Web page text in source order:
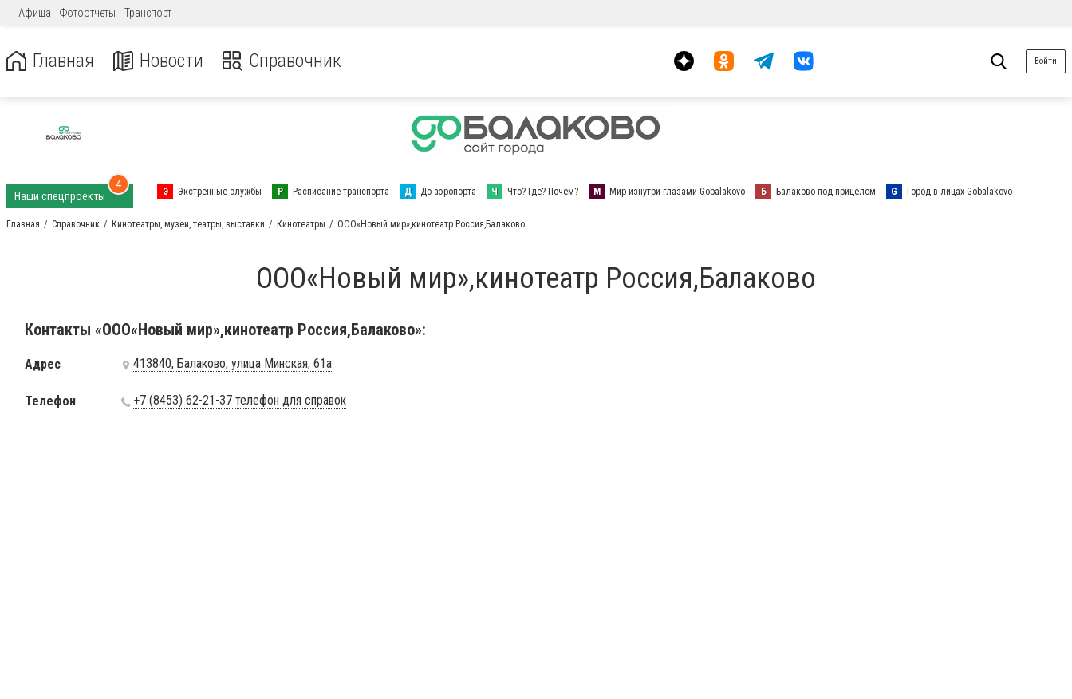
Афиша Фотоотчеты Транспорт
Главная Новости Справочник Войти
Наши спецпроекты
4
Э Экстренные службы Р Расписание транспорта Д До аэропорта Ч Что? Где? Почём? М Мир изнутри глазами Gobalakovo Б Балаково под прицелом G Город в лицах Gobalakovo
Главная Справочник Кинотеатры, музеи, театры, выставки Кинотеатры ООО«Новый мир»,кинотеатр Россия,Балаково
ООО«Новый мир»,кинотеатр Россия,Балаково
Контакты «ООО«Новый мир»,кинотеатр Россия,Балаково»:
Адрес 413840, Балаково, улица Минская, 61а
Телефон +7 (8453) 62-21-37 телефон для справок